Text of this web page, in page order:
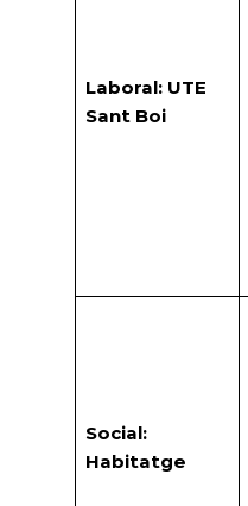
Laboral: UTE
Sant Boi
Social:
Habitatge